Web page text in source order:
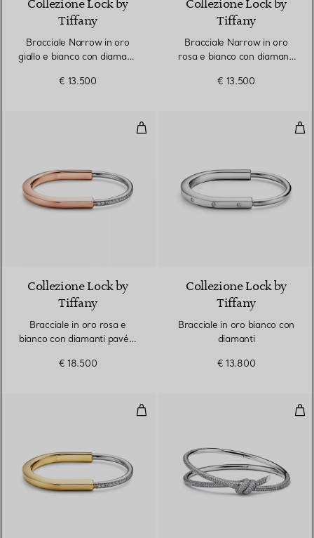
Collezione Lock by
Tiffany
Bracciale Narrow in oro
giallo e bianco con diamanti
€ 13.500
Collezione Lock by
Tiffany
Bracciale Narrow in oro
rosa e bianco con diamanti
€ 13.500
Bracciale in oro rosa e bianco
Collezione Lock by
Tiffany
Bracciale in oro rosa e
bianco con diamanti pavé a
€ 18.500
Collezione Lock by
Tiffany
Bracciale in oro bianco con
diamanti
€ 13.800
Bracciale in oro giallo e bianco